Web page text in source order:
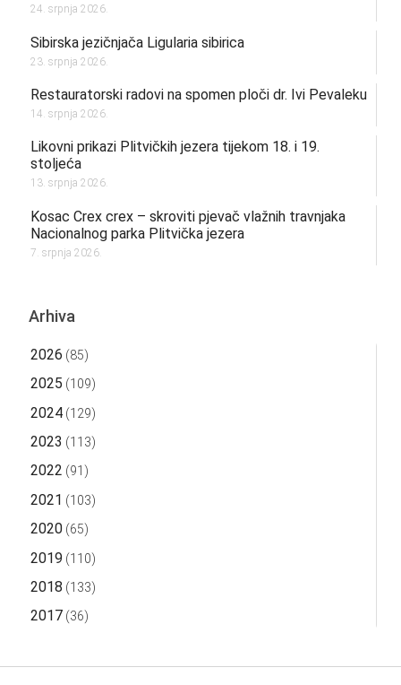
24. srpnja 2026.
Sibirska jezičnjača Ligularia sibirica
23. srpnja 2026.
Restauratorski radovi na spomen ploči dr. Ivi Pevaleku
14. srpnja 2026.
Likovni prikazi Plitvičkih jezera tijekom 18. i 19.
stoljeća
13. srpnja 2026.
Kosac Crex crex – skroviti pjevač vlažnih travnjaka
Nacionalnog parka Plitvička jezera
7. srpnja 2026.
Arhiva
2026 (85)
2025 (109)
2024(129)
2023 (113)
2022 (91)
2021 (103)
2020(65)
2019 (110)
2018 (133)
2017(36)